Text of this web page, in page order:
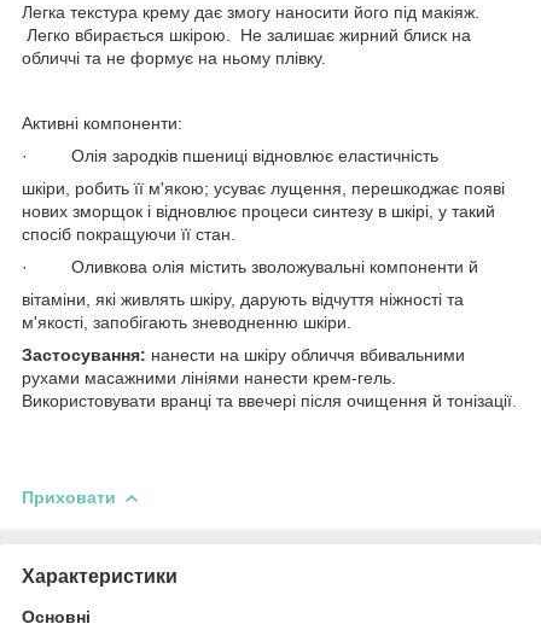
Легка текстура крему дає змогу наносити його під макіяж.
Легко вбирається шкірою. Не залишає жирний блиск на
обличчі та не формує на ньому плівку.
Активні компоненти:
· Олія зародків пшениці відновлює еластичність
шкіри, робить її м'якою; усуває лущення, перешкоджає появі
нових зморщок і відновлює процеси синтезу в шкірі, у такий
спосіб покращуючи її стан.
· Оливкова олія містить зволожувальні компоненти й
вітаміни, які живлять шкіру, дарують відчуття ніжності та
м'якості, запобігають зневодненню шкіри.
Застосування: нанести на шкіру обличчя вбивальними
рухами масажними лініями нанести крем-гель.
Використовувати вранці та ввечері після очищення й тонізації.
Приховати
Характеристики
Основні